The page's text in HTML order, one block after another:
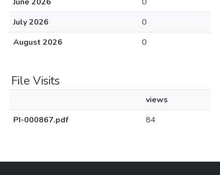
July 2026
0
August 2026
0
File Visits
views
PI-000867.pdf
84